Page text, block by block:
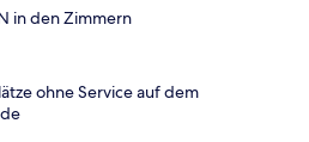
in den Zimmern
ohne Service auf dem